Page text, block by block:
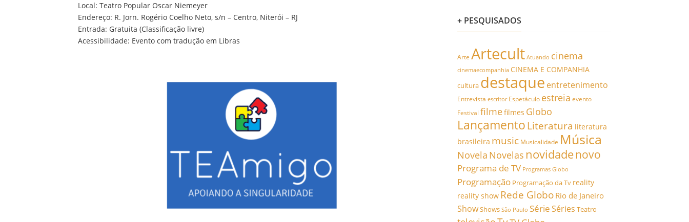
Local: Teatro Popular Oscar Niemeyer
Endereço: R. Jorn. Rogério Coelho Neto, s/n – Centro, Niterói – RJ
Entrada: Gratuita (Classificação livre)
Acessibilidade: Evento com tradução em Libras
+ PESQUISADOS
Arte Artecult Atuando cinema
cinemaecompanhia CINEMA E COMPANHIA
cultura destaque entretenimento
Entrevista escritor Espetáculo estreia evento
Festival filmefilmes Globo
Lançamento Literatura literatura
brasileira music Musicalidade Música
Novela Novelas novidadenovo
Programa de TV Programas Globo
Programação Programação da Tv reality
reality show Rede Globo Rio de Janeiro
ShowShows São Paulo SérieSéries Teatro